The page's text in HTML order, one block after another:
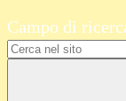
Campo di